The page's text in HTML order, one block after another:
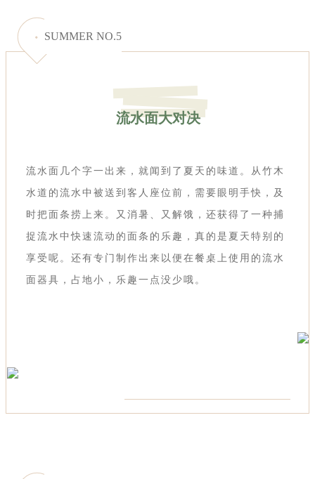
SUMMER NO.5
流水面大对决
流水面几个字一出来，就闻到了夏天的味道。从竹木
水道的流水中被送到客人座位前，需要眼明手快，及
时把面条捞上来。又消暑、又解饿，还获得了一种捕
捉流水中快速流动的面条的乐趣，真的是夏天特别的
享受呢。还有专门制作出来以便在餐桌上使用的流水
面器具，占地小，乐趣一点没少哦。